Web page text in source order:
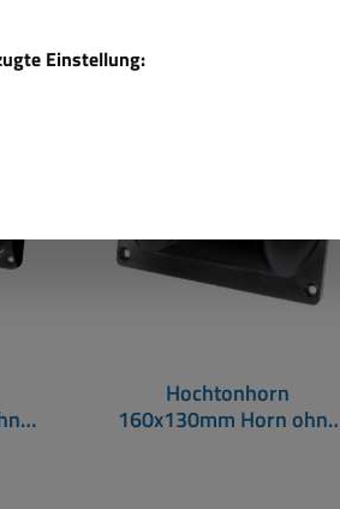
Hochtonhorn
160x130mm Horn ohne
Einstellung: